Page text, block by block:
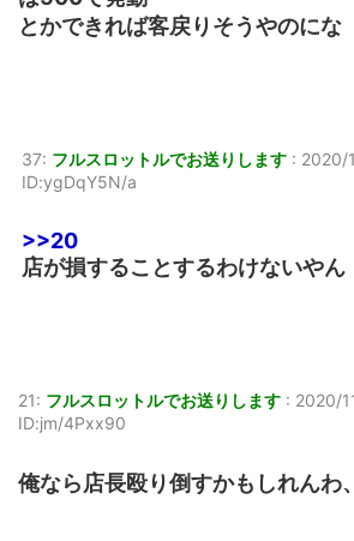
とかできれば客戻りそうやのにな
37: フルスロットルでお送りします : 2020/
ID:ygDqY5N/a
>>20
店が損することするわけないやん
21: フルスロットルでお送りします : 2020/
ID:jm/4Pxx90
俺なら店長殴り倒すかもしれんわ